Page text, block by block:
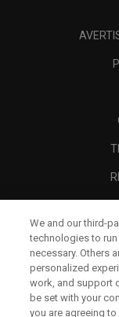
We and our third-
technologies to
necessary. Others
personalized
work, and support
be set with your
you are agreeing